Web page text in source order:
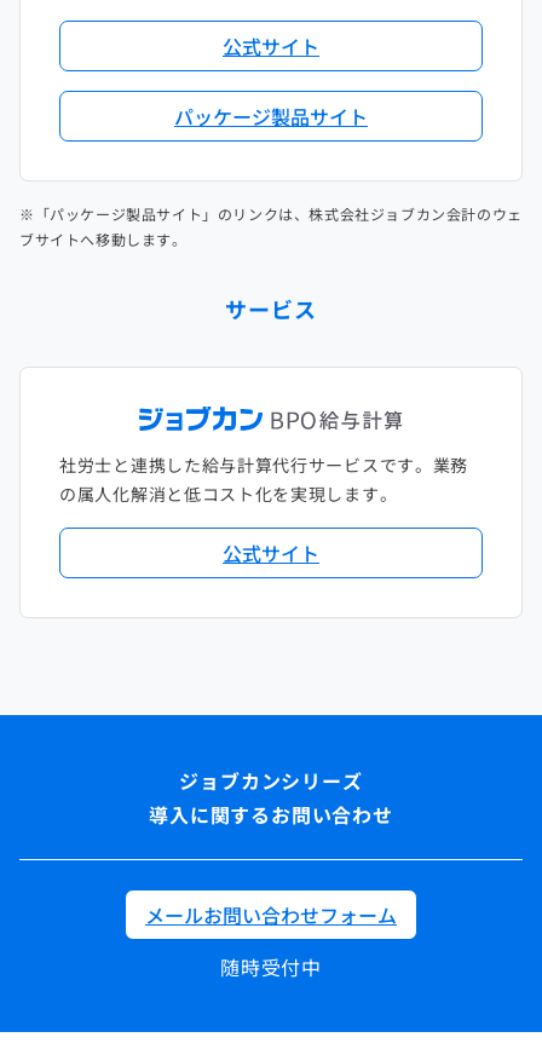
公式サイト
パッケージ製品サイト
※「パッケージ製品サイト」のリンクは、株式会社ジョブカン会計のウェ
ブサイトへ移動します。
サービス
社労士と連携した給与計算代行サービスです。業務
の属人化解消と低コスト化を実現します。
公式サイト
導入に関するお問い合わせ
メールお問い合わせフォーム
随時受付中